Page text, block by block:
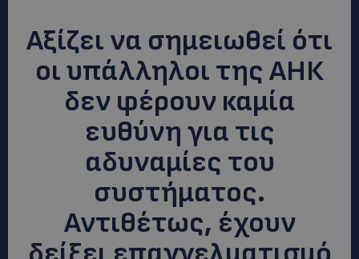
Αξίζει να σημειωθεί ότι
οι υπάλληλοι της ΑΗΚ
δεν φέρουν καμία
ευθύνη για τις
αδυναμίες του
συστήματος.
Αντιθέτως, έχουν